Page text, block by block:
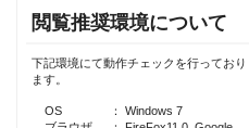
閲覧推奨環境について
下記環境にて動作チェックを行っており
ます。
OS
： Windows 7